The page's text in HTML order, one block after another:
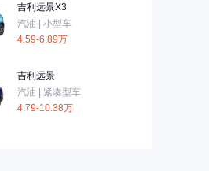
吉利远景X3
汽油 | 小型车
4.59-6.89万
吉利远景
汽油 | 紧凑型车
4.79-10.38万